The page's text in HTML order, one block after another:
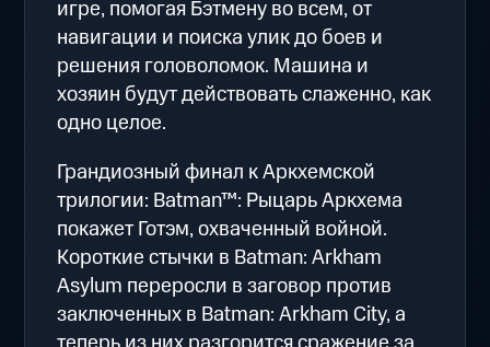
игре, помогая Бэтмену во всем, от
навигации и поиска улик до боев и
решения головоломок. Машина и
хозяин будут действовать слаженно, как
одно целое.
Грандиозный финал к Аркхемской
трилогии: Batman™: Рыцарь Аркхема
покажет Готэм, охваченный войной.
Короткие стычки в Batman: Arkham
Asylum переросли в заговор против
заключенных в Batman: Arkham City, а